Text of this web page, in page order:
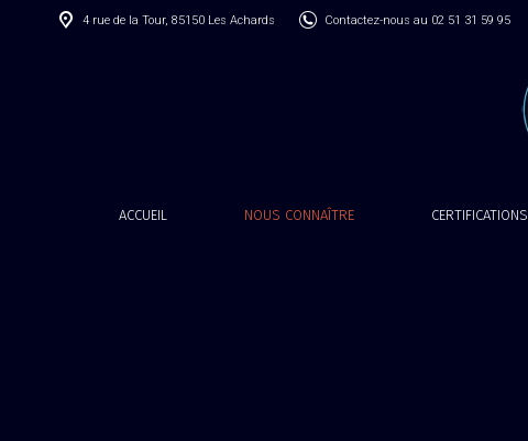
4 rue de la Tour, 85150 Les Achards Contactez-nous au 02 51 31 59 95
ACCUEIL NOUS CONNAÎTRE CERTIFICATIONS